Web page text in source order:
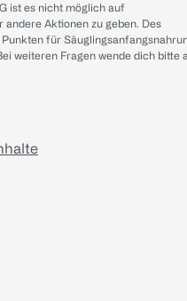
ist es nicht möglich auf
Aktionen zu geben. Des
für
weiteren Fragen wende dich bitte